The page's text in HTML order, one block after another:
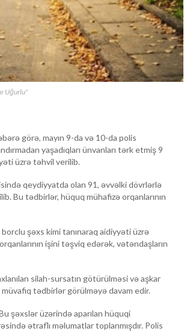
Uğurlu"
görə, mayın 9-da və 10-da polis
yaşadıqları ünvanları tərk etmiş 9
üzrə təhvil verilib.
qeydiyyatda olan 91, əvvəlki dövrlərlə
Bu tədbirlər, hüquq mühafizə orqanlarının
şəxs kimi tanınaraq aidiyyəti üzrə
işini təşviq edərək, vətəndaşların
silah-sursatın götürülməsi və aşkar
müvafiq tədbirlər görülməyə davam edir.
şəxslər üzərində aparılan hüquqi
ətraflı məlumatlar toplanmışdır. Polis